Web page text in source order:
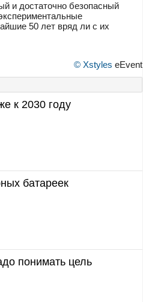
и достаточно безопасный
50 лет вряд ли с их
© Xstyles eEvent
к 2030 году
батареек
понимать цель